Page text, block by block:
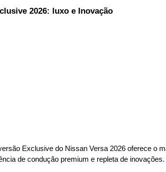
2026: luxo e Inovação
Exclusive do Nissan Versa 2026 oferece o
de condução premium e repleta de inovações.